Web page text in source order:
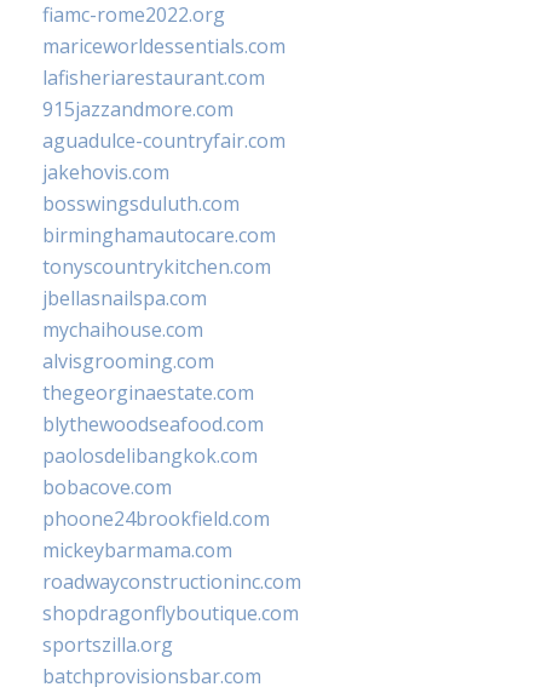
fiamc-rome2022.org
mariceworldessentials.com
lafisheriarestaurant.com
915jazzandmore.com
aguadulce-countryfair.com
jakehovis.com
bosswingsduluth.com
birminghamautocare.com
tonyscountrykitchen.com
jbellasnailspa.com
mychaihouse.com
alvisgrooming.com
thegeorginaestate.com
blythewoodseafood.com
paolosdelibangkok.com
bobacove.com
phoone24brookfield.com
mickeybarmama.com
roadwayconstructioninc.com
shopdragonflyboutique.com
sportszilla.org
batchprovisionsbar.com